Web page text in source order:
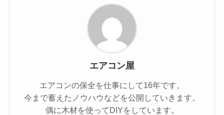
エアコン屋
エアコンの保全を仕事にして16年です。
今まで蓄えたノウハウなどを公開していきます。
偶に木材を使ってDIYをしています。